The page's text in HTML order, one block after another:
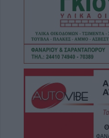
Αθανασίας Βρέκου
7 Αυγούστου 2026, 18:20
Συμμαχία Υπέρ των
κόστος, τους όρους,
φορέα δημοπράτησης
δεξαμενών της
Κουρέτα
7 Αυγούστου 2026, 18:00
Υπό έλεγχο η φωτιά
Όλυμπο – Παραμένουν